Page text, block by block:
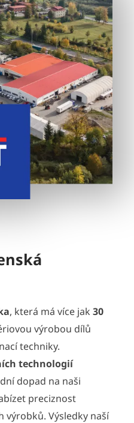
, která má více jak 30
výrobou dílů
techniky.
technologií
dopad na naši
preciznost
výrobků. Výsledky naší